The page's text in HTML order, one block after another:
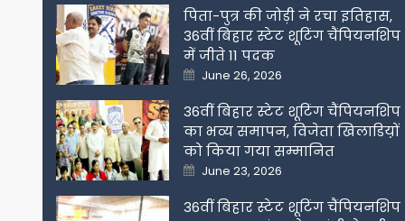
पिता-पुत्र की जोड़ी ने रचा इतिहास,
36वीं बिहार स्टेट शूटिंग चैंपियनशिप
में जीते 11 पदक
Posted
on
June 26, 2026
36वीं बिहार स्टेट शूटिंग चैंपियनशिप
का भव्य समापन, विजेता खिलाडिय़ों
को किया गया सम्मानित
Posted
on
June 23, 2026
36वीं बिहार स्टेट शूटिंग चैंपियनशिप